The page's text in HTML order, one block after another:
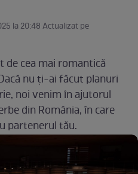
la 20:48 Actualizat pe
de cea mai romantică
nu ți-ai făcut planuri
noi venim în ajutorul
din România, în care
partenerul tău.